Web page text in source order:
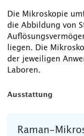
Die Mikroskopie
die Abbildung von
liegen. Die
der jeweiligen
Laboren.
Ausstattung
Raman-